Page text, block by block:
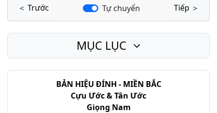
I Sa-mu-ên - Chương 20
I Sa-mu-ên - Chương 22
I Sa-mu-ên - Chương 24
I Sa-mu-ên - Chương 25
＜ Trước Tự chuyển Tiếp ＞
BẢN HIỆU ĐÍNH - MIỀN BẮC
Cựu Ước & Tân Ước
Giọng Nam
MỤC LỤC